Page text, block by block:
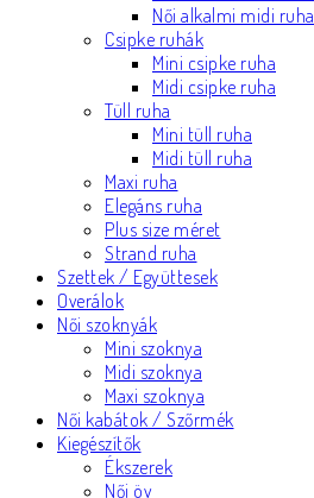
Női alkalmi midi ruha
Csipke ruhák
Mini csipke ruha
Midi csipke ruha
Tüll ruha
Mini tüll ruha
Midi tüll ruha
Maxi ruha
Elegáns ruha
Plus size méret
Strand ruha
Szettek / Együttesek
Overálok
Női szoknyák
Mini szoknya
Midi szoknya
Maxi szoknya
Női kabátok / Szőrmék
Kiegészítők
Ékszerek
Női öv